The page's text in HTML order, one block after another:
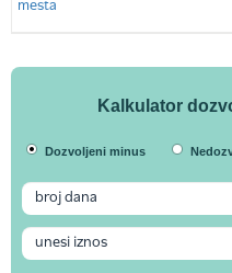
Kalkulator
Dozvoljeni minus